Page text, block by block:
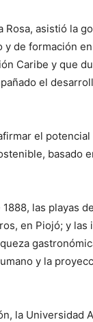
asistió la
y de formación
Caribe y que
el
el
basado
las playas
en Piojó; y las
y la
la Universidad